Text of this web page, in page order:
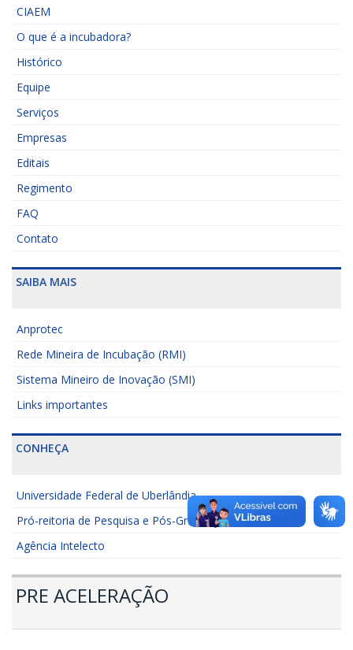
CIAEM
O que é a incubadora?
Histórico
Equipe
Serviços
Empresas
Editais
Regimento
FAQ
Contato
SAIBA MAIS
Anprotec
Rede Mineira de Incubação (RMI)
Sistema Mineiro de Inovação (SMI)
Links importantes
CONHEÇA
Universidade Federal de Uberlândia
Pró-reitoria de Pesquisa e Pós-Graduação
Agência Intelecto
PRE ACELERAÇÃO